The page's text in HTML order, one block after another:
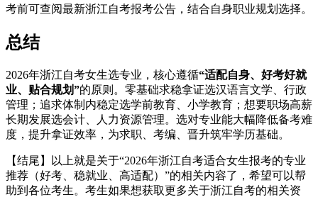
考前可查阅最新浙江自考报考公告，结合自身职业规划选择。
总结
2026年浙江自考女生选专业，核心遵循“适配自身、好考好就
业、贴合规划”的原则。零基础求稳拿证选汉语言文学、行政
管理；追求体制内稳定选学前教育、小学教育；想要职场高薪
长期发展选会计、人力资源管理。选对专业能大幅降低备考难
度，提升拿证效率，为求职、考编、晋升筑牢学历基础。
【结尾】以上就是关于“2026年浙江自考适合女生报考的专业
推荐（好考、稳就业、高适配）”的相关内容了，希望可以帮
助到各位考生。考生如果想获取更多关于浙江自考的相关资